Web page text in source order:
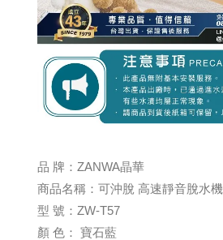
品 牌：ZANWA晶華
商品名稱：可沖脫 高速靜音脫水機
型 號：ZW-T57
顏 色： 寶石藍